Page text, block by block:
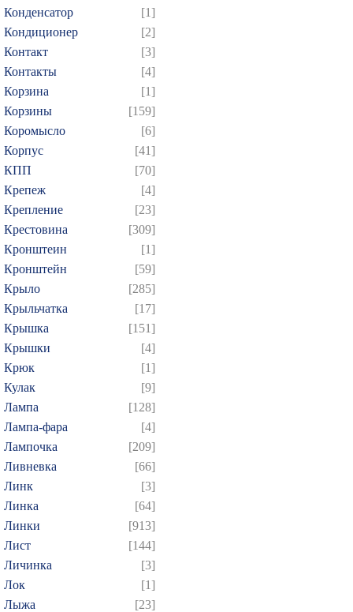
Конденсатор
[1]
Кондиционер
[2]
Контакт
[3]
Контакты
[4]
Корзина
[1]
Корзины
[159]
Коромысло
[6]
Корпус
[41]
КПП
[70]
Крепеж
[4]
Крепление
[23]
Крестовина
[309]
Кронштеин
[1]
Кронштейн
[59]
Крыло
[285]
Крыльчатка
[17]
Крышка
[151]
Крышки
[4]
Крюк
[1]
Кулак
[9]
Лампа
[128]
Лампа-фара
[4]
Лампочка
[209]
Ливневка
[66]
Линк
[3]
Линка
[64]
Линки
[913]
Лист
[144]
Личинка
[3]
Лок
[1]
Лыжа
[23]